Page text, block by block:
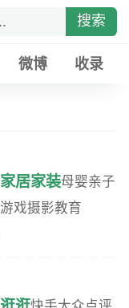
搜索
微博 收录
家居家装母婴亲子
游戏摄影教育